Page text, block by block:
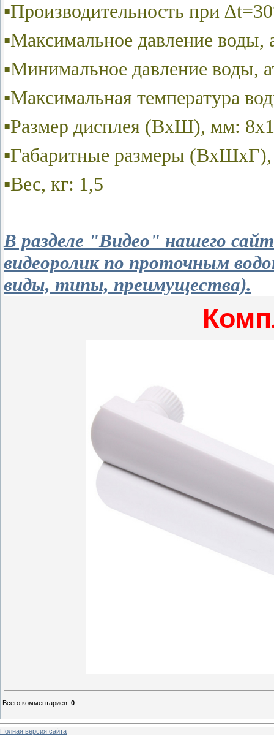
▪Производительность при
▪Максимальное давление воды,
▪Минимальное давление воды,
▪Максимальная температура
▪Размер дисплея (ВхШ), мм:
▪Габаритные размеры
▪Вес, кг: 1,5
В разделе "Видео" нашего
видеоролик по проточным
виды, типы, преимущества).
Всего комментариев: 0
Полная версия сайта